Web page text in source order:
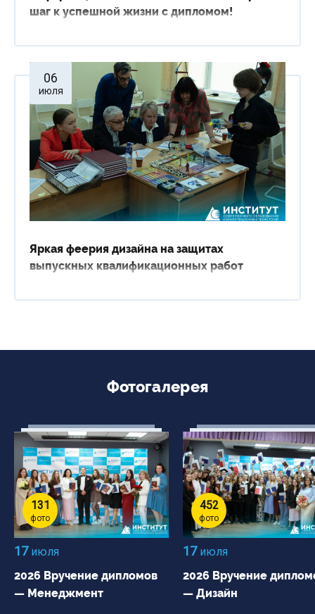
Сведения об образовательной организации
шаг к успешной жизни с дипломом!
06
июля
Яркая феерия дизайна на защитах
выпускных квалификационных работ
Фотогалерея
131
фото
17июля
2026 Вручение дипломов
— Менеджмент
452
фото
17июля
2026 Вручение
— Дизайн